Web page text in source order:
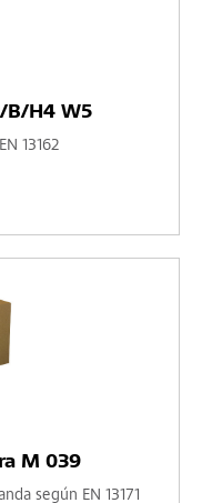
B/H4 W5
13162
M 039
según EN 13171